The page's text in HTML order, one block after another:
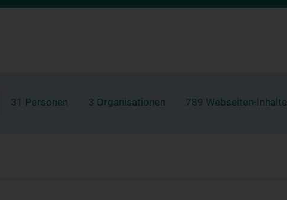
31 Personen 3 Organisationen 789 Webseiten-Inhalte